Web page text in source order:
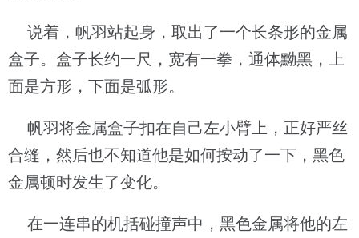
说着，帆羽站起身，取出了一个长条形的金属
盒子。盒子长约一尺，宽有一拳，通体黝黑，上
面是方形，下面是弧形。
帆羽将金属盒子扣在自己左小臂上，正好严丝
合缝，然后也不知道他是如何按动了一下，黑色
金属顿时发生了变化。
在一连串的机括碰撞声中，黑色金属将他的左